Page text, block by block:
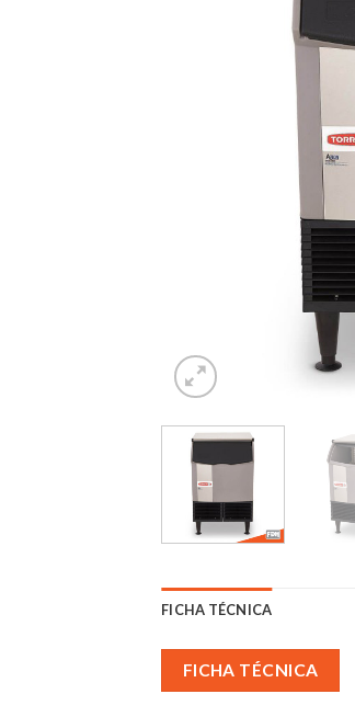
FICHA TÉCNICA
FICHA TÉCNICA